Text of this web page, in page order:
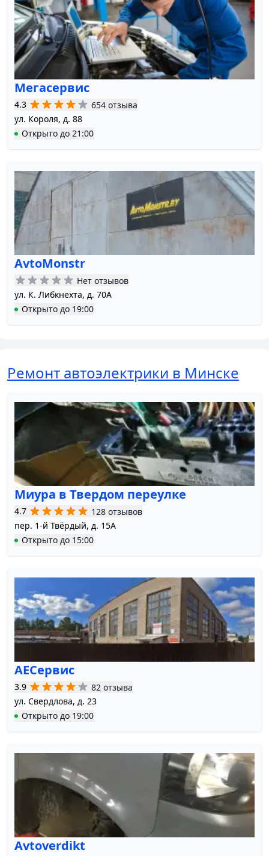
Мегасервис
4.3
654 отзыва
ул. Короля, д. 88
Открыто до 21:00
AvtoMonstr
Нет отзывов
ул. К. Либкнехта, д. 70А
Открыто до 19:00
Ремонт автоэлектрики в Минске
Миура в Твердом переулке
4.7
128 отзывов
пер. 1-й Твёрдый, д. 15А
Открыто до 15:00
АЕСервис
3.9
82 отзыва
ул. Свердлова, д. 23
Открыто до 19:00
Avtoverdikt